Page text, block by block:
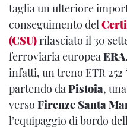
taglia un ulteriore
conseguimento del
(CSU)rilasciato il 30
ferroviaria europeaERA
infatti, un treno ETR 252
partendo daPistoia,
verso Firenze Santa
l’equipaggio di bordo